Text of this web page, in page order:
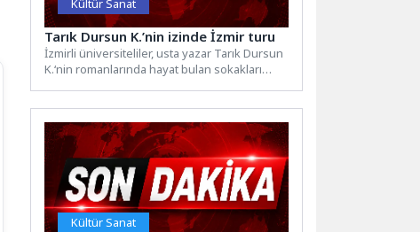
Kültür Sanat
Tarık Dursun K.’nin izinde İzmir turu
İzmirli üniversiteliler, usta yazar Tarık Dursun
K.‘nin romanlarında hayat bulan sokakları
Kültür Sanat